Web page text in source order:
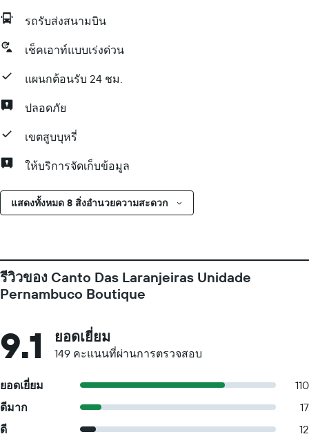
รถรับส่งสนามบิน
เช็คเอาท์แบบเร่งด่วน
แผนกต้อนรับ 24 ชม.
ปลอดภัย
เขตสูบบุหรี่
ให้บริการจัดเก็บข้อมูล
แสดงทั้งหมด 8 สิ่งอำนวยความสะดวก
รีวิวของ Canto Das Laranjeiras Unidade
Pernambuco Boutique
9.1 ยอดเยี่ยม
149 คะแนนที่ผ่านการตรวจสอบ
ยอดเยี่ยม
110
ดีมาก
17
ดี
12